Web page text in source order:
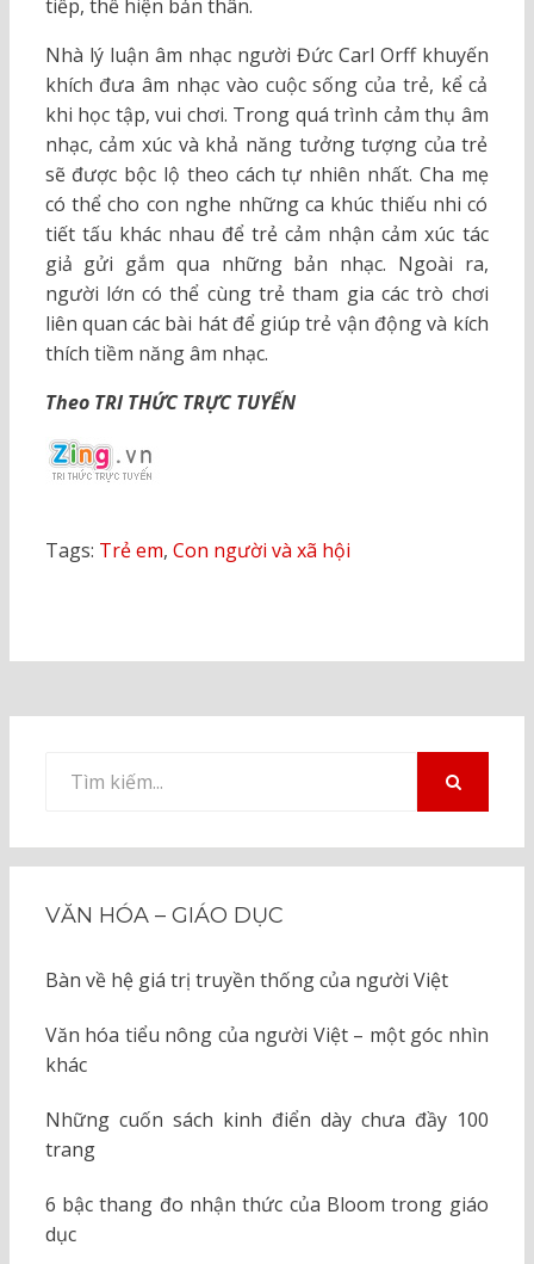
tiếp, thể hiện bản thân.
Nhà lý luận âm nhạc người Đức Carl Orff khuyến
khích đưa âm nhạc vào cuộc sống của trẻ, kể cả
khi học tập, vui chơi. Trong quá trình cảm thụ âm
nhạc, cảm xúc và khả năng tưởng tượng của trẻ
sẽ được bộc lộ theo cách tự nhiên nhất. Cha mẹ
có thể cho con nghe những ca khúc thiếu nhi có
tiết tấu khác nhau để trẻ cảm nhận cảm xúc tác
giả gửi gắm qua những bản nhạc. Ngoài ra,
người lớn có thể cùng trẻ tham gia các trò chơi
liên quan các bài hát để giúp trẻ vận động và kích
thích tiềm năng âm nhạc.
Theo TRI THỨC TRỰC TUYẾN
Tags: Trẻ em, Con người và xã hội
kiếm
VĂN HÓA – GIÁO DỤC
Bàn về hệ giá trị truyền thống của người Việt
Văn hóa tiểu nông của người Việt – một góc nhìn
khác
Những cuốn sách kinh điển dày chưa đầy 100
trang
6 bậc thang đo nhận thức của Bloom trong giáo
dục